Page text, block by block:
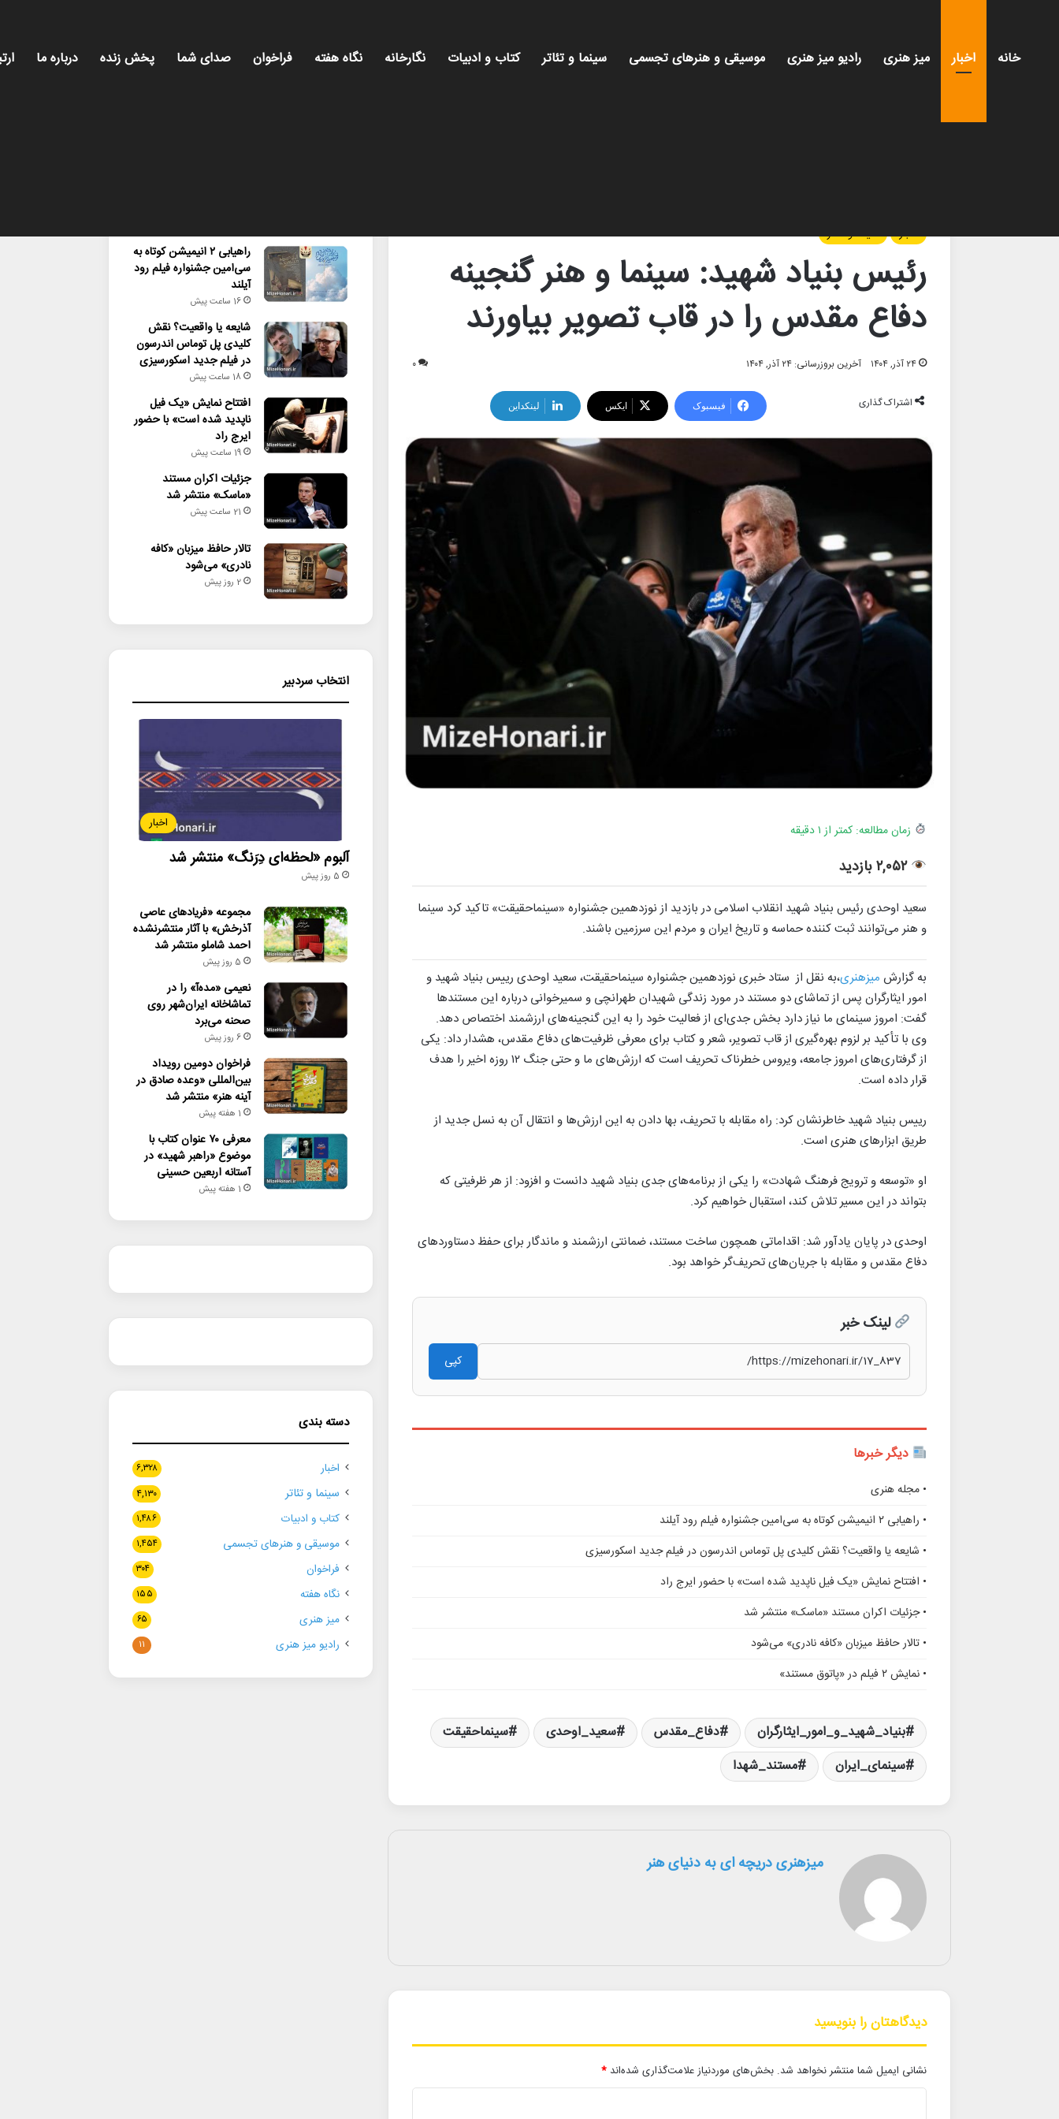
خانه اخبار میز هنری رادیو میز هنری موسیقی و هنرهای تجسمی سینما و تئاتر کتاب و ادبیات نگارخانه نگاه هفته فراخوان صدای شما پخش زنده درباره ما
اخبار
سینما و تئاتر
رئیس بنیاد شهید: سینما و هنر گنجینه
دفاع مقدس را در قاب تصویر بیاورند
۲۴ آذر, ۱۴۰۴ آخرین بروزرسانی: ۲۴ آذر, ۱۴۰۴ ۰
اشتراک گذاری فیسبوک ایکس لینکداین
زمان مطالعه: کمتر از ۱ دقیقه
۲,۰۵۲ بازدید
سعید اوحدی رئیس بنیاد شهید انقلاب اسلامی در بازدید از نوزدهمین جشنواره «سینماحقیقت» تاکید کرد سینما
و هنر می‌توانند ثبت کننده حماسه و تاریخ ایران و مردم این سرزمین باشند.
به گزارش میزهنری،به نقل از ستاد خبری نوزدهمین جشنواره سینماحقیقت، سعید اوحدی رییس بنیاد شهید و
امور ایثارگران پس از تماشای دو مستند در مورد زندگی شهیدان طهرانچی و سمیرخوانی درباره این مستندها
گفت: امروز سینمای ما نیاز دارد بخش جدی‌ای از فعالیت خود را به این گنجینه‌های ارزشمند اختصاص دهد.
وی با تأکید بر لزوم بهره‌گیری از قاب تصویر، شعر و کتاب برای معرفی ظرفیت‌های دفاع مقدس، هشدار داد: یکی
از گرفتاری‌های امروز جامعه، ویروس خطرناک تحریف است که ارزش‌های ما و حتی جنگ ۱۲ روزه اخیر را هدف
قرار داده است.
رییس بنیاد شهید خاطرنشان کرد: راه مقابله با تحریف، بها دادن به این ارزش‌ها و انتقال آن به نسل جدید از
طریق ابزارهای هنری است.
او «توسعه و ترویج فرهنگ شهادت» را یکی از برنامه‌های جدی بنیاد شهید دانست و افزود: از هر ظرفیتی که
بتواند در این مسیر تلاش کند، استقبال خواهیم کرد.
اوحدی در پایان یادآور شد: اقداماتی همچون ساخت مستند، ضمانتی ارزشمند و ماندگار برای حفظ دستاوردهای
دفاع مقدس و مقابله با جریان‌های تحریف‌گر خواهد بود.
لینک خبر
کپی
دیگر خبرها
• مجله هنری
• راهیابی ۲ انیمیشن کوتاه به سی‌امین جشنواره فیلم رود آیلند
• شایعه یا واقعیت؟ نقش کلیدی پل توماس اندرسون در فیلم جدید اسکورسیزی
• افتتاح نمایش «یک فیل ناپدید شده است» با حضور ایرج راد
• جزئیات اکران مستند «ماسک» منتشر شد
• تالار حافظ میزبان «کافه نادری» می‌شود
• نمایش ۲ فیلم در «پاتوق مستند»
بنیاد_شهید_و_امور_ایثارگران دفاع_مقدس سعید_اوحدی
سینماحقیقت
سینمای_ایران
مستند_شهدا
میزهنری دریچه ای به دنیای هنر
دیدگاهتان را بنویسید
نشانی ایمیل شما منتشر نخواهد شد. بخش‌های موردنیاز علامت‌گذاری شده‌اند *
راهیابی ۲ انیمیشن کوتاه به
سی‌امین جشنواره فیلم رود
آیلند
16 ساعت پیش
شایعه یا واقعیت؟ نقش
کلیدی پل توماس اندرسون
در فیلم جدید اسکورسیزی
18 ساعت پیش
افتتاح نمایش «یک فیل
ناپدید شده است» با حضور
ایرج راد
19 ساعت پیش
جزئیات اکران مستند
«ماسک» منتشر شد
21 ساعت پیش
تالار حافظ میزبان «کافه
نادری» می‌شود
2 روز پیش
انتخاب سردبیر
اخبار
آلبوم «لحظه‌ای دِرَنگ» منتشر شد
5 روز پیش
مجموعه «فریادهای عاصی
آذرخش» با آثار منتشرنشده
احمد شاملو منتشر شد
5 روز پیش
نعیمی «مده‌آ» را در
تماشاخانه ایران‌شهر روی
صحنه می‌برد
6 روز پیش
فراخوان دومین رویداد
بین‌المللی «وعده صادق در
آینه هنر» منتشر شد
1 هفته پیش
معرفی ۷۰ عنوان کتاب با
موضوع «راهبر شهید» در
آستانه اربعین حسینی
1 هفته پیش
دسته بندی
اخبار ۶,۳۲۸
سینما و تئاتر ۴,۱۳۰
کتاب و ادبیات ۱,۴۸۶
موسیقی و هنرهای تجسمی ۱,۴۵۴
فراخوان ۳۰۴
نگاه هفته ۱۵۵
میز هنری ۶۵
رادیو میز هنری ۱۱